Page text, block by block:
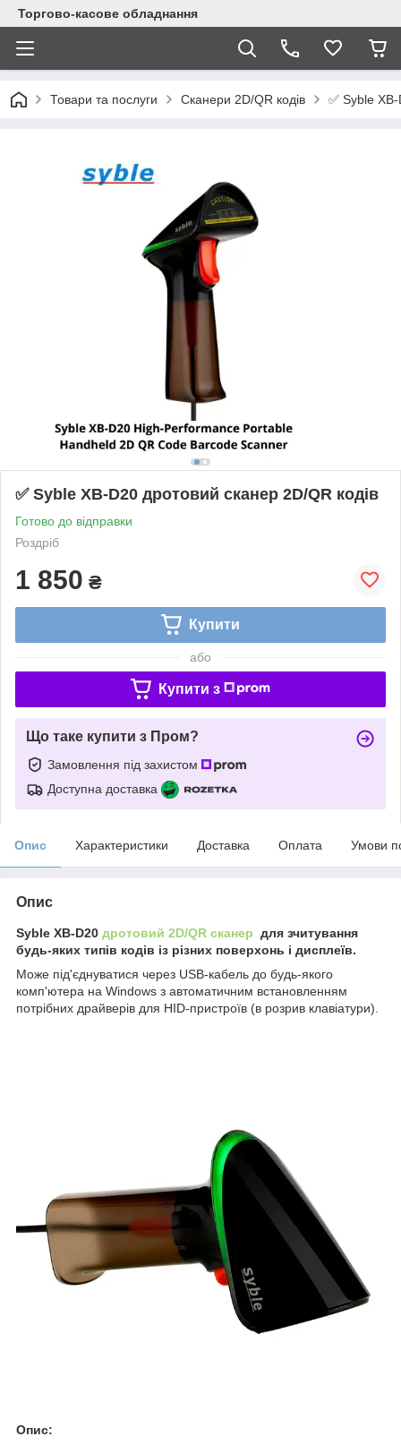
Торгово-касове обладнання
Товари та послуги Сканери 2D/QR кодів ✅ Syble
✅ Syble XB-D20 дротовий сканер 2D/QR кодів
Готово до відправки
Роздріб
1 850 ₴
Купити
або
Купити з
Що таке купити з Пром?
Замовлення під захистом
Доступна доставка
Опис Характеристики Доставка Оплата Умови
Опис
Syble XB-D20 дротовий 2D/QR сканер для зчитування
будь-яких типів кодів із різних поверхонь і дисплеїв.
Може під'єднуватися через USB-кабель до будь-якого
комп'ютера на Windows з автоматичним встановленням
потрібних драйверів для HID-пристроїв (в розрив клавіатури).
Опис: